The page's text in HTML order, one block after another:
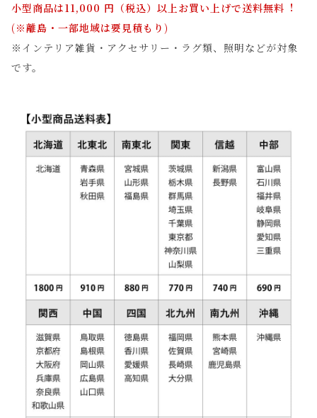
小型商品は11,000 円（税込）以上お買い上げで送料無料︕
(※離島・一部地域は要見積もり)
※インテリア雑貨・アクセサリー・ラグ類、照明などが対象
です。